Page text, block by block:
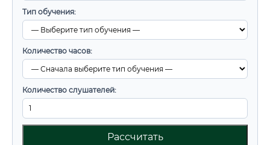
Тип обучения:
Количество часов:
Количество слушателей:
Рассчитать